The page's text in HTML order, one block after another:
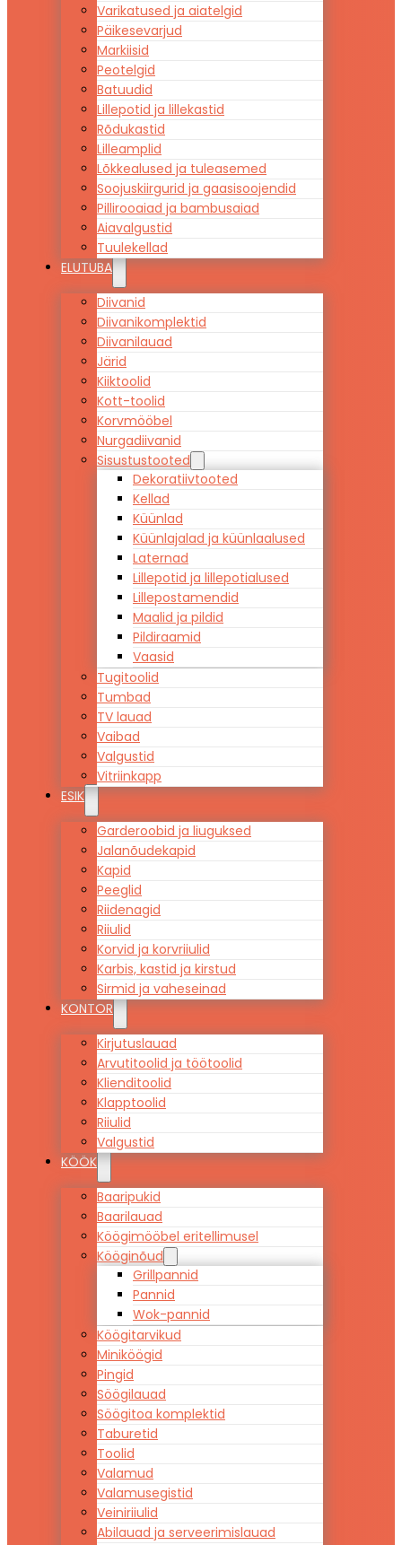
Varikatused ja aiatelgid
Päikesevarjud
Markiisid
Peotelgid
Batuudid
Lillepotid ja lillekastid
Rõdukastid
Lilleamplid
Lõkkealused ja tuleasemed
Soojuskiirgurid ja gaasisoojendid
Pillirooaiad ja bambusaiad
Aiavalgustid
Tuulekellad
ELUTUBA
Diivanid
Diivanikomplektid
Diivanilauad
Järid
Kiiktoolid
Kott-toolid
Korvmööbel
Nurgadiivanid
Sisustustooted
Dekoratiivtooted
Kellad
Küünlad
Küünlajalad ja küünlaalused
Laternad
Lillepotid ja lillepotialused
Lillepostamendid
Maalid ja pildid
Pildiraamid
Vaasid
Tugitoolid
Tumbad
TV lauad
Vaibad
Valgustid
Vitriinkapp
ESIK
Garderoobid ja liuguksed
Jalanõudekapid
Kapid
Peeglid
Riidenagid
Riiulid
Korvid ja korvriiulid
Karbis, kastid ja kirstud
Sirmid ja vaheseinad
KONTOR
Kirjutuslauad
Arvutitoolid ja töötoolid
Klienditoolid
Klapptoolid
Riiulid
Valgustid
KÖÖK
Baaripukid
Baarilauad
Köögimööbel eritellimusel
Kööginõud
Grillpannid
Pannid
Wok-pannid
Köögitarvikud
Miniköögid
Pingid
Söögilauad
Söögitoa komplektid
Taburetid
Toolid
Valamud
Valamusegistid
Veiniriiulid
Abilauad ja serveerimislauad